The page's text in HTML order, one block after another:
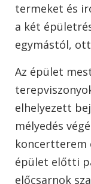
termeket és
a két
egymástól,
Az épület
elhelyezett
mélyedés
koncertterem
épület előtti
előcsarnok